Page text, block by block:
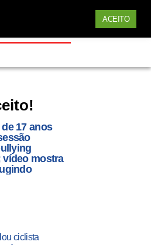
ACEITO
17 anos
vídeo mostra
ciclista